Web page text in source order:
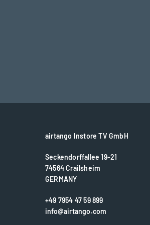
airtango Instore TV GmbH
Seckendorffallee 19-21
74564 Crailsheim
GERMANY
+49 7954 47 59 899
info@airtango.com